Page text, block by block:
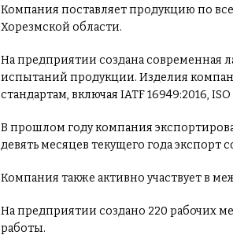
Компания поставляет продукцию по
Хорезмской области.
На предприятии создана современная
испытаний продукции. Изделия
стандартам, включая IATF 16949:2016,
В прошлом году компания
девять месяцев текущего года экспорт
Компания также активно участвует в
На предприятии создано 220 рабочих
работы.